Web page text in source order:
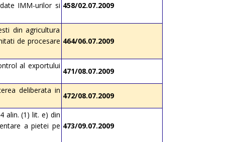
IMM-urilor si 458/02.07.2009
din agricultura
de procesare 464/06.07.2009
al exportului
471/08.07.2009
deliberata in
472/08.07.2009
alin. (1) lit. e) din
a pietei pe 473/09.07.2009